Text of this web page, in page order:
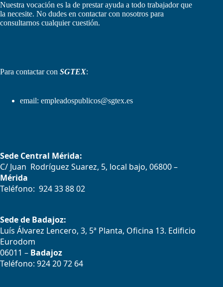
Nuestra vocación es la de prestar ayuda a todo trabajador que
la necesite. No dudes en contactar con nosotros para
consultarnos cualquier cuestión.
Para contactar con SGTEX:
email: empleadospublicos@sgtex.es
Sede Central Mérida:
C/ Juan Rodríguez Suarez, 5, local bajo, 06800 –
Mérida
Teléfono: 924 33 88 02
Sede de Badajoz:
Luís Álvarez Lencero, 3, 5ª Planta, Oficina 13. Edificio
Eurodom
06011 – Badajoz
Teléfono: 924 20 72 64